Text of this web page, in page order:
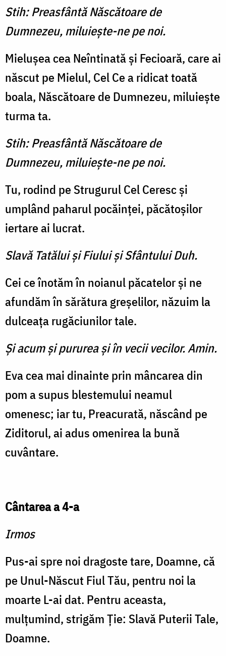
Stih: Preasfântă Născătoare de
Dumnezeu, miluieşte-ne pe noi.
Mieluşea cea Neîntinată şi Fecioară, care ai
născut pe Mielul, Cel Ce a ridicat toată
boala, Născătoare de Dumnezeu, miluieşte
turma ta.
Stih: Preasfântă Născătoare de
Dumnezeu, miluieşte-ne pe noi.
Tu, rodind pe Strugurul Cel Ceresc şi
umplând paharul pocăinţei, păcătoşilor
iertare ai lucrat.
Slavă Tatălui şi Fiului şi Sfântului Duh.
Cei ce înotăm în noianul păcatelor şi ne
afundăm în sărătura greşelilor, năzuim la
dulceaţa rugăciunilor tale.
Şi acum şi pururea şi în vecii vecilor. Amin.
Eva cea mai dinainte prin mâncarea din
pom a supus blestemului neamul
omenesc; iar tu, Preacurată, născând pe
Ziditorul, ai adus omenirea la bună
cuvântare.
Cântarea a 4-a
Irmos
Pus-ai spre noi dragoste tare, Doamne, că
pe Unul-Născut Fiul Tău, pentru noi la
moarte L-ai dat. Pentru aceasta,
mulţumind, strigăm Ţie: Slavă Puterii Tale,
Doamne.